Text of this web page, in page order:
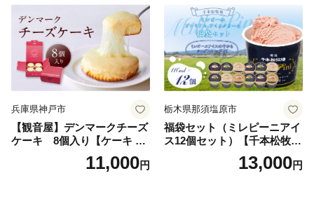
兵庫県神戸市
【観音屋】デンマークチーズ
ケーキ 8個入り【ケーキ チ
ーズケーキ 人気スイーツ お
すすめスイーツ 神戸スイー
11,000円
栃木県那須塩原市
福袋セット（ミレピーニアイ
ス12個セット）【千本松牧
場】 ns025-014-12 【デザー
ト 詰め合わせ ギフト】
13,000円